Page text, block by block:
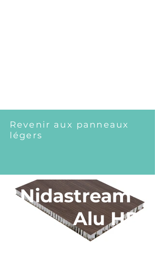
Revenir aux panneaux
légers
Nidastream™
Alu HPL